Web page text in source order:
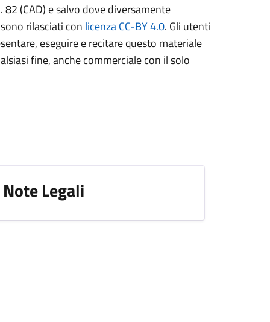
(CAD) e salvo dove diversamente
rilasciati con licenza CC-BY 4.0. Gli utenti
eseguire e recitare questo materiale
fine, anche commerciale con il solo
Note Legali